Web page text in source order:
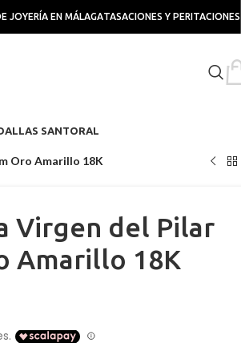
JOYERÍA EN MÁLAGATASACIONES Y PERITACIONES
SANTORAL
Oro Amarillo 18K
Virgen del Pilar
Amarillo 18K